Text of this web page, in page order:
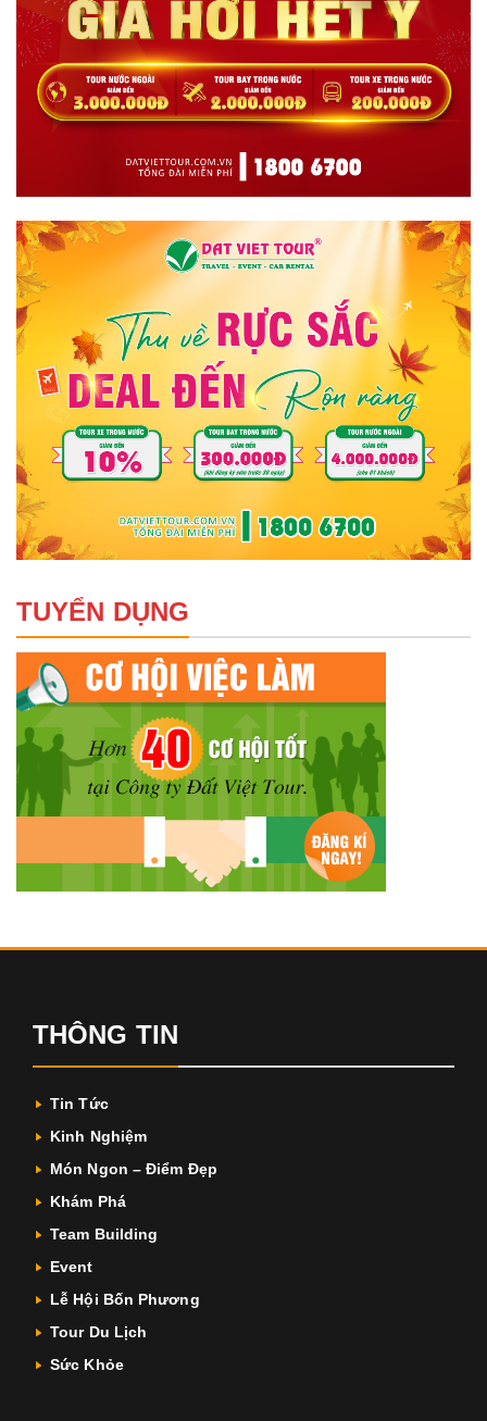
TUYỂN DỤNG
THÔNG TIN
Tin Tức
Kinh Nghiệm
Món Ngon – Điểm Đẹp
Khám Phá
Team Building
Event
Lễ Hội Bốn Phương
Tour Du Lịch
Sức Khỏe